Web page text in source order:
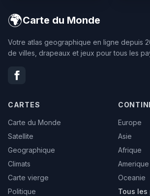
🌍Carte du Monde
Votre atlas geographique en ligne depuis
de villes, drapeaux et jeux pour tous les
CARTES
Carte du Monde
Satellite
Geographique
Climats
Carte vierge
Politique
Europe
Asie
Afrique
Amerique
Oceanie
Tous